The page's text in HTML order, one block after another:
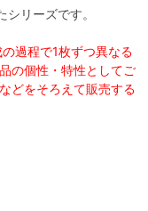
リーズです。
過程で1枚ずつ異なる
の個性・特性としてご
どをそろえて販売する